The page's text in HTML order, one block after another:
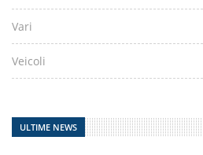
Vari
Veicoli
ULTIME NEWS